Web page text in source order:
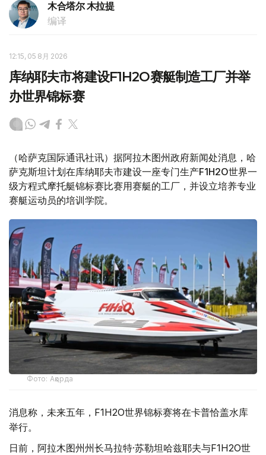
木合塔尔 木拉提
编译
12:15, 05 8月 2026
库纳耶夫市将建设F1H2O赛艇制造工厂并举
办世界锦标赛
（哈萨克国际通讯社讯）据阿拉木图州政府新闻处消息，哈
萨克斯坦计划在库纳耶夫市建设一座专门生产F1H2O世界一
级方程式摩托艇锦标赛比赛用赛艇的工厂，并设立培养专业
赛艇运动员的培训学院。
Фото: Ақорда
消息称，未来五年，F1H2O世界锦标赛将在卡普恰盖水库
举行。
日前，阿拉木图州州长马拉特·苏勒坦哈兹耶夫与F1H2O世